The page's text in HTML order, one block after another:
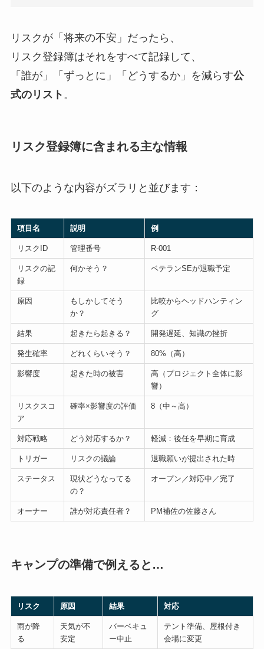
リスクが「将来の不安」だったら、
リスク登録簿はそれをすべて記録して、
「誰が」「ずっとに」「どうするか」を減らす公
式のリスト 。
リスク登録簿に含まれる主な情報
以下のような内容がズラリと並びます：
項目名 説明 例
リスクID 管理番号 R-001
リスクの記
録
何かそう？ ベテランSEが退職予定
原因
もしかしてそう
か？
比較からヘッドハンティン
グ
結果 起きたら起きる？ 開発遅延、知識の挫折
発生確率 どれくらいそう？ 80%（高）
影響度 起きた時の被害
高（プロジェクト全体に影
響）
リスクスコ
ア
確率×影響度の評価 8（中～高）
対応戦略 どう対応するか？ 軽減：後任を早期に育成
トリガー リスクの議論 退職願いが提出された時
ステータス
現状どうなってる
の？
オープン／対応中／完了
オーナー 誰が対応責任者？ PM補佐の佐藤さん
キャンプの準備で例えると…
リスク 原因 結果 対応
雨が降
る
天気が不
安定
バーベキュ
ー中止
テント準備、屋根付き
会場に変更